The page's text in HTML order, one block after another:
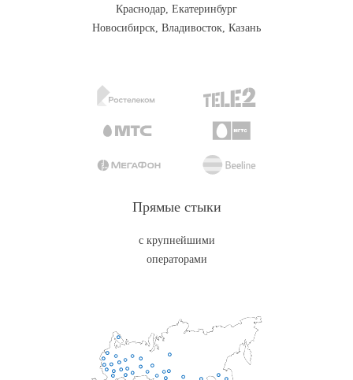
Краснодар, Екатеринбург
Новосибирск, Владивосток, Казань
Прямые стыки
с крупнейшими
операторами